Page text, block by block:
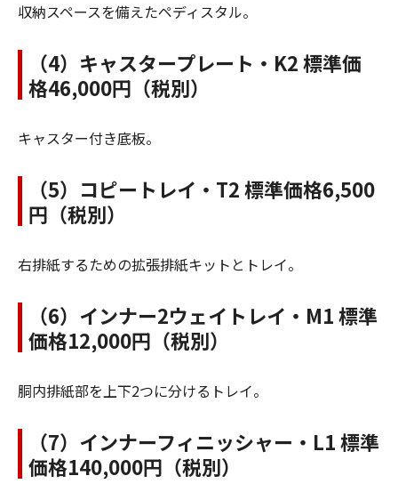
収納スペースを備えたペディスタル。
（4）キャスタープレート・K2 標準価
格46,000円（税別）
キャスター付き底板。
（5）コピートレイ・T2 標準価格6,500
円（税別）
右排紙するための拡張排紙キットとトレイ。
（6）インナー2ウェイトレイ・M1 標準
価格12,000円（税別）
胴内排紙部を上下2つに分けるトレイ。
（7）インナーフィニッシャー・L1 標準
価格140,000円（税別）